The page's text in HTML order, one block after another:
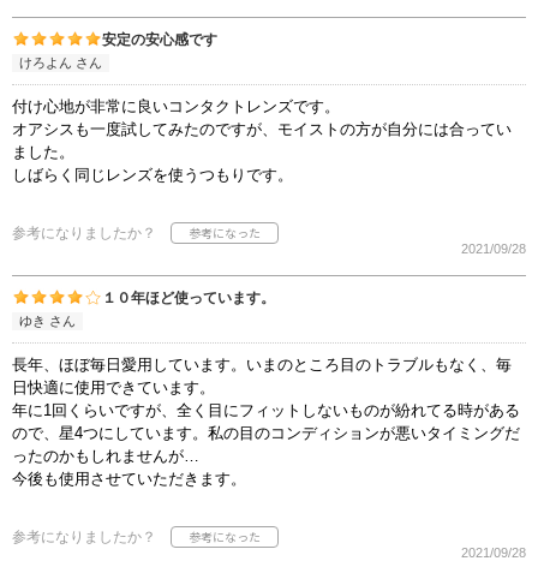
安定の安心感です
けろよん さん
付け心地が非常に良いコンタクトレンズです。
オアシスも一度試してみたのですが、モイストの方が自分には合ってい
ました。
しばらく同じレンズを使うつもりです。
参考になりましたか？
2021/09/28
１０年ほど使っています。
ゆき さん
長年、ほぼ毎日愛用しています。いまのところ目のトラブルもなく、毎
日快適に使用できています。
年に1回くらいですが、全く目にフィットしないものが紛れてる時がある
ので、星4つにしています。私の目のコンディションが悪いタイミングだ
ったのかもしれませんが…
今後も使用させていただきます。
参考になりましたか？
2021/09/28